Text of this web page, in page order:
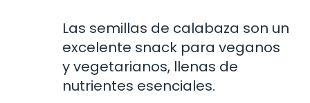
Las semillas de calabaza son un
excelente snack para veganos
y vegetarianos, llenas de
nutrientes esenciales.